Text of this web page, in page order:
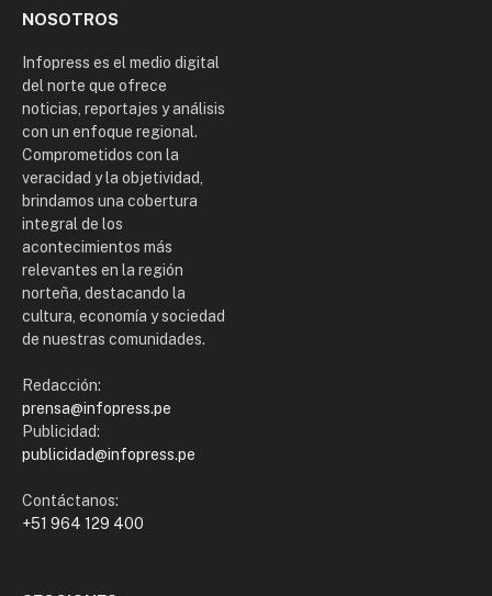
NOSOTROS
Infopress es el medio digital
del norte que ofrece
noticias, reportajes y análisis
con un enfoque regional.
Comprometidos con la
veracidad y la objetividad,
brindamos una cobertura
integral de los
acontecimientos más
relevantes en la región
norteña, destacando la
cultura, economía y sociedad
de nuestras comunidades.
Redacción:
prensa@infopress.pe
Publicidad:
publicidad@infopress.pe
Contáctanos:
+51 964 129 400